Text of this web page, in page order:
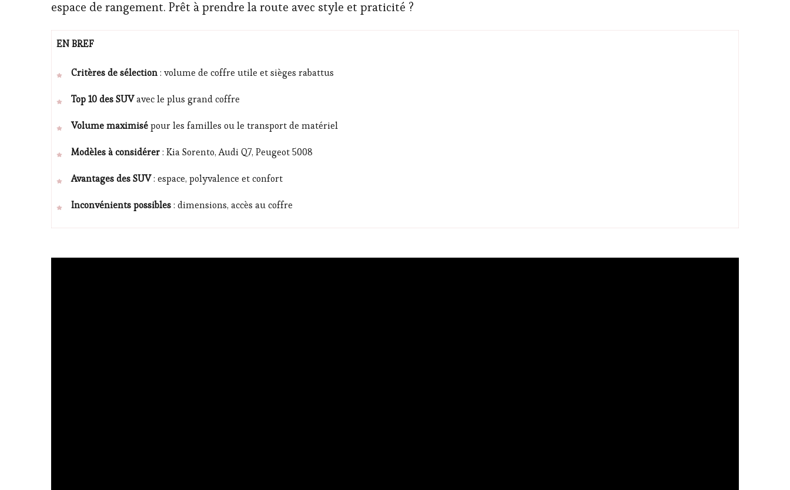
espace de rangement. Prêt à prendre la route avec style et praticité ?
EN BREF
Critères de sélection: volume de coffre utile et sièges rabattus
Top 10 des SUVavec le plus grand coffre
Volume maximisépour les familles ou le transport de matériel
Modèles à considérer: Kia Sorento, Audi Q7, Peugeot 5008
Avantages des SUV: espace, polyvalence et confort
Inconvénients possibles: dimensions, accès au coffre